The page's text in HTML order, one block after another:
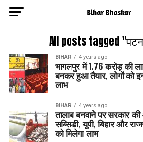
All posts tagged
BIHAR 4 years ago
भागलपुर में 1.76 करोड़ की
बनकर हुआ तैयार, लोगों को
लाभ
BIHAR 4 years ago
तालाब बनवाने पर सरकार
सब्सिडी, यूपी, बिहार और
को मिलेगा लाभ